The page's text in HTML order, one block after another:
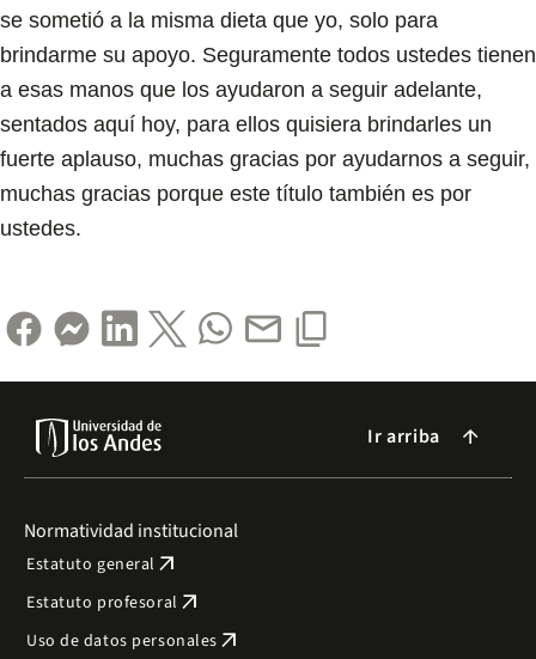
se sometió a la misma dieta que yo, solo para
brindarme su apoyo. Seguramente todos ustedes tienen
a esas manos que los ayudaron a seguir adelante,
sentados aquí hoy, para ellos quisiera brindarles un
fuerte aplauso, muchas gracias por ayudarnos a seguir,
muchas gracias porque este título también es por
ustedes.
Ir arriba arrow_forward
Normatividad institucional
Estatuto general arrow_outward
Estatuto profesoral arrow_outward
Uso de datos personales arrow_outward